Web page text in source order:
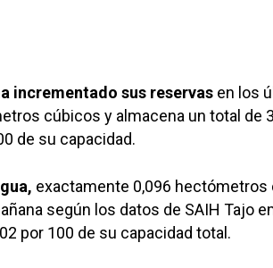
incrementado sus reservas en los
cúbicos y almacena un total de
de su capacidad.
exactamente 0,096 hectómetros
según los datos de SAIH Tajo
por 100 de su capacidad total.